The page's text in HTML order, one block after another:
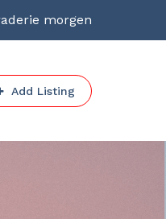
morgen
Add Listing